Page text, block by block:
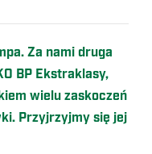
Za nami druga
BP Ekstraklasy,
wielu zaskoczeń
Przyjrzyjmy się jej